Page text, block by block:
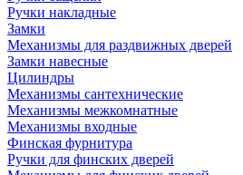
Ручки накладные
Замки
Механизмы для раздвижных дверей
Замки навесные
Цилиндры
Механизмы сантехнические
Механизмы межкомнатные
Механизмы входные
Финская фурнитура
Ручки для финских дверей